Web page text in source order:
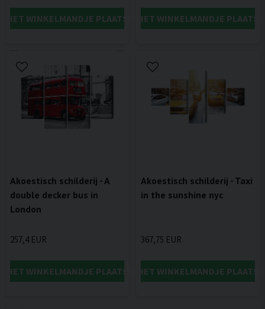
HET WINKELMANDJE PLAATSENIN HET WINKELMANDJE
Akoestisch schilderij - A
double decker bus in
London
257,4 EUR
HET WINKELMANDJE PLAATSEN
Akoestisch schilderij - Taxi
in the sunshine nyc
367,75 EUR
IN HET WINKELMANDJE